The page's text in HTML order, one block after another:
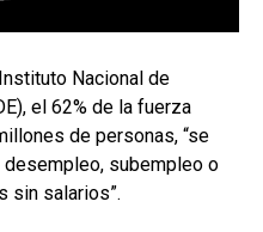
Nacional de
el 62% de la fuerza
de personas, “se
subempleo o
sin salarios”.